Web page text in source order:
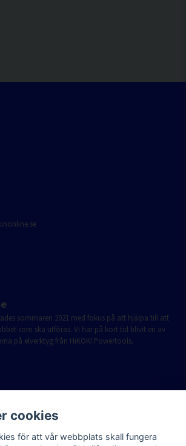
sommaren 2021 med fokus på att hjälpa till att
som ska utföras. Vi har på kort tid blivit en av
på elverktyg från HiKOKI Powertools.
cookies
för att vår webbplats skall fungera